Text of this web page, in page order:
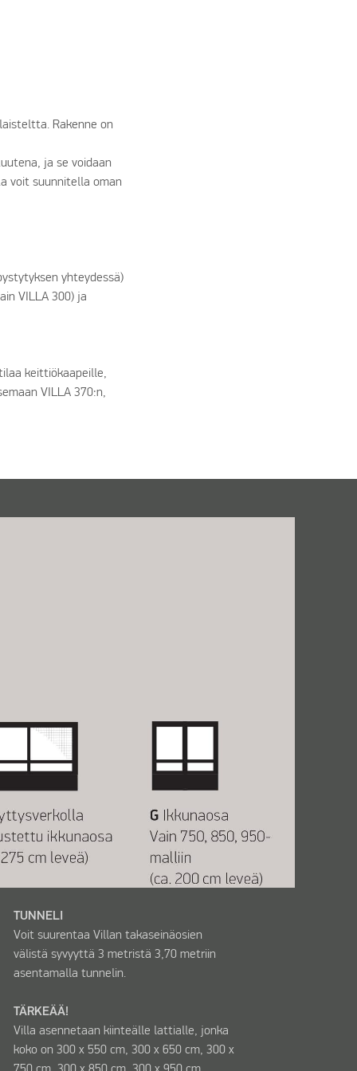
Rakenne on
ja se voidaan
voit suunnitella oman
yhteydessä)
VILLA 300) ja
keittiökaapeille,
VILLA 370:n,
TUNNELI
Voit suurentaa Villan takaseinäosien
välistä syvyyttä 3 metristä 3,70 metriin
asentamalla tunnelin.
TÄRKEÄÄ!
Villa asennetaan kiinteälle lattialle, jonka
koko on 300 x 550 cm, 300 x 650 cm, 300 x